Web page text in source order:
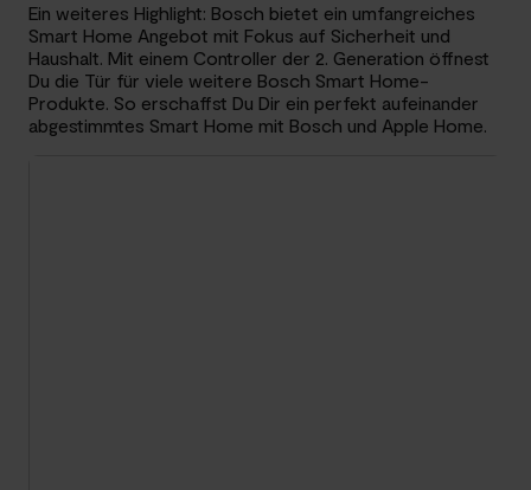
Ein weiteres Highlight: Bosch bietet ein umfangreiches
Smart Home Angebot mit Fokus auf Sicherheit und
Haushalt. Mit einem Controller der 2. Generation öffnest
Du die Tür für viele weitere Bosch Smart Home-
Produkte. So erschaffst Du Dir ein perfekt aufeinander
abgestimmtes Smart Home mit Bosch und Apple Home.